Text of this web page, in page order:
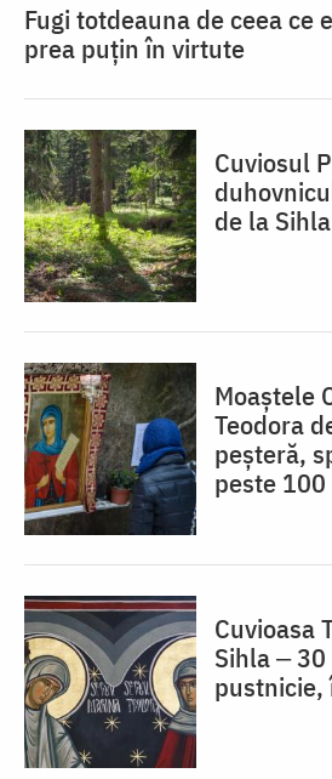
Fugi totdeauna de ceea ce
prea puțin în virtute
Cuviosul
de la Sihla
Moaștele
Teodora
peșteră,
peste
Cuvioasa
Sihla ‒
pustnicie,